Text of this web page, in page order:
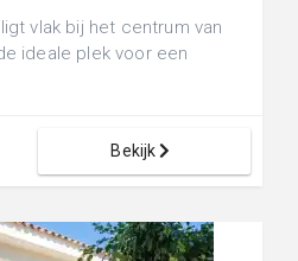
vlak bij het centrum van
ideale plek voor een
Bekijk